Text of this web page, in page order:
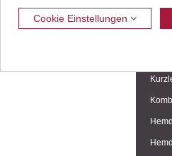
Cookie Einstellungen